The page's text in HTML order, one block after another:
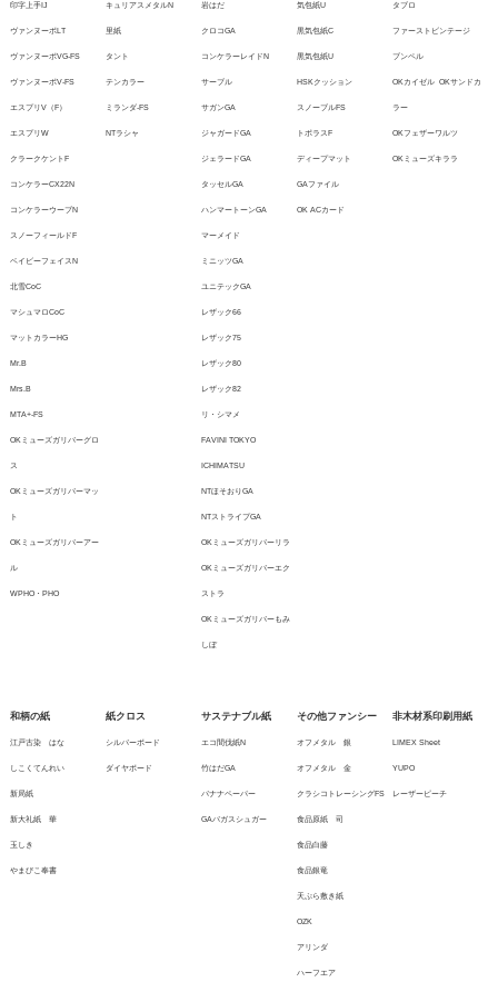
印字上手IJ
ヴァンヌーボLT
ヴァンヌーボVG-FS
ヴァンヌーボV-FS
エスプリV（F）
エスプリW
クラークケントF
コンケラーCX22N
コンケラーウーブN
スノーフィールドF
ベイビーフェイスN
北雪CoC
マシュマロCoC
マットカラーHG
Mr.B
Mrs.B
MTA+-FS
OKミューズガリバーグロ
ス
OKミューズガリバーマッ
ト
OKミューズガリバーアー
ル
WPHO・PHO
キュリアスメタルN
里紙
タント
テンカラー
ミランダ-FS
NTラシャ
岩はだ
クロコGA
コンケラーレイドN
サーブル
サガンGA
ジャガードGA
ジェラードGA
タッセルGA
ハンマートーンGA
マーメイド
ミニッツGA
ユニテックGA
レザック66
レザック75
レザック80
レザック82
リ・シマメ
FAVINI TOKYO
ICHIMATSU
NTほそおりGA
NTストライプGA
OKミューズガリバーリラ
OKミューズガリバーエク
ストラ
OKミューズガリバーもみ
しぼ
気包紙U
黒気包紙C
黒気包紙U
HSKクッション
スノーブルFS
トポラスF
ディープマット
GAファイル
OK ACカード
タブロ
ファーストビンテージ
ブンペル
OKカイゼル OKサンドカ
ラー
OKフェザーワルツ
OKミューズキララ
和柄の紙
江戸古染 はな
しこくてんれい
新局紙
新大礼紙 華
玉しき
やまびこ奉書
紙クロス
シルバーボード
ダイヤボード
サステナブル紙
エコ間伐紙N
竹はだGA
バナナペーパー
GAバガスシュガー
その他ファンシー
オフメタル 銀
オフメタル 金
クラシコトレーシングFS
食品原紙 司
食品白藤
食品銀竜
天ぷら敷き紙
OZK
アリンダ
ハーフエア
非木材系印刷用紙
LIMEX Sheet
YUPO
レーザーピーチ